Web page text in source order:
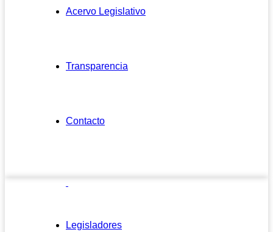
Acervo Legislativo
Transparencia
Contacto
Legisladores